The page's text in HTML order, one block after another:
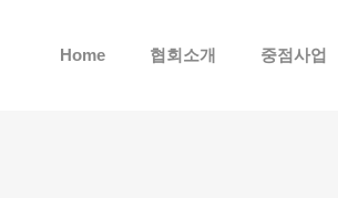
Home 협회소개 중점사업